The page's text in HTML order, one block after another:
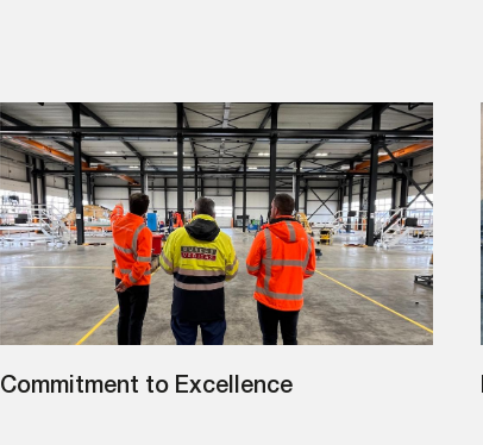
Commitment to Excellence